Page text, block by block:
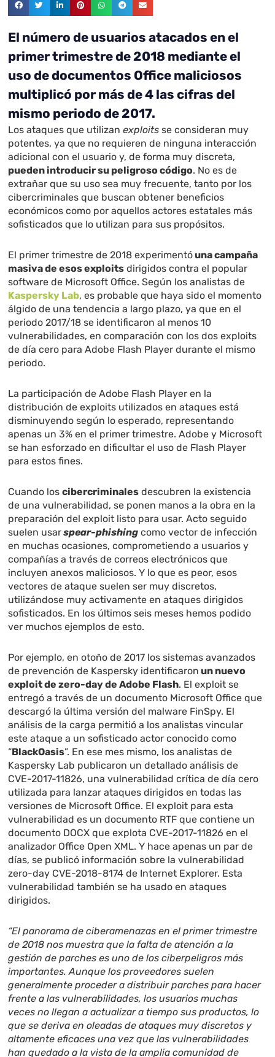
El número de usuarios atacados en el
primer trimestre de 2018 mediante el
uso de documentos Office maliciosos
multiplicó por más de 4 las cifras del
mismo periodo de 2017.
Los ataques que utilizanexploits se consideran muy
potentes, ya que no requieren de ninguna interacción
adicional con el usuario y, de forma muy discreta,
pueden introducir su peligroso código. No es de
extrañar que su uso sea muy frecuente, tanto por los
cibercriminales que buscan obtener beneficios
económicos como por aquellos actores estatales más
sofisticados que lo utilizan para sus propósitos.
El primer trimestre de 2018 experimentóuna campaña
masiva de esos exploits dirigidos contra el popular
software de Microsoft Office. Según los analistas de
Kaspersky Lab, es probable que haya sido el momento
álgido de una tendencia a largo plazo, ya que en el
periodo 2017/18 se identificaron al menos 10
vulnerabilidades, en comparación con los dos exploits
de día cero para Adobe Flash Player durante el mismo
periodo.
La participación de Adobe Flash Player en la
distribución de exploits utilizados en ataques está
disminuyendo según lo esperado, representando
apenas un 3% en el primer trimestre. Adobe y Microsoft
se han esforzado en dificultar el uso de Flash Player
para estos fines.
Cuando loscibercriminales descubren la existencia
de una vulnerabilidad, se ponen manos a la obra en la
preparación del exploit listo para usar. Acto seguido
suelen usarspear-phishing como vector de infección
en muchas ocasiones, comprometiendo a usuarios y
compañías a través de correos electrónicos que
incluyen anexos maliciosos. Y lo que es peor, esos
vectores de ataque suelen ser muy discretos,
utilizándose muy activamente en ataques dirigidos
sofisticados. En los últimos seis meses hemos podido
ver muchos ejemplos de esto.
Por ejemplo, en otoño de 2017 los sistemas avanzados
de prevención de Kaspersky identificaron un nuevo
exploit de zero-day de Adobe Flash. El exploit se
entregó a través de un documento Microsoft Office que
descargó la última versión del malware FinSpy. El
análisis de la carga permitió a los analistas vincular
este ataque a un sofisticado actor conocido como
“BlackOasis”. En ese mes mismo, los analistas de
Kaspersky Lab publicaron un detallado análisis de
СVE-2017-11826, una vulnerabilidad crítica de día cero
utilizada para lanzar ataques dirigidos en todas las
versiones de Microsoft Office. El exploit para esta
vulnerabilidad es un documento RTF que contiene un
documento DOCX que explota СVE-2017-11826 en el
analizador Office Open XML. Y hace apenas un par de
días, se publicó información sobre la vulnerabilidad
zero-day CVE-2018-8174 de Internet Explorer. Esta
vulnerabilidad también se ha usado en ataques
dirigidos.
“El panorama de ciberamenazas en el primer trimestre
de 2018 nos muestra que la falta de atención a la
gestión de parches es uno de los ciberpeligros más
importantes. Aunque los proveedores suelen
generalmente proceder a distribuir parches para hacer
frente a las vulnerabilidades, los usuarios muchas
veces no llegan a actualizar a tiempo sus productos, lo
que se deriva en oleadas de ataques muy discretos y
altamente eficaces una vez que las vulnerabilidades
han quedado a la vista de la amplia comunidad de